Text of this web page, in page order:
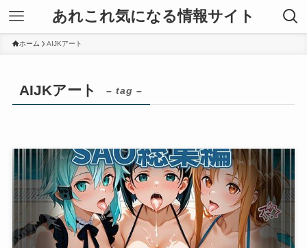
あれこれ気になる情報サイト
ホーム AIJKアート
AIJKアート – tag –